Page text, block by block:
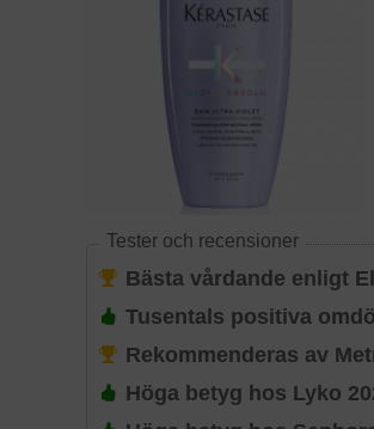
Tester och recensioner
Bästa vårdande enligt
Tusentals positiva
Rekommenderas av
Höga betyg hos Lyko